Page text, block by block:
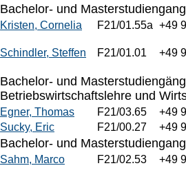
Bachelor- und
Kristen, Cornelia F21/01.55a +49
Schindler, Steffen F21/01.01 +49
Bachelor- und
Betriebswirtschaftslehre und
Egner, Thomas F21/03.65
+49
Sucky, Eric
F21/00.27 +49
Bachelor- und
Sahm, Marco F21/02.53 +49